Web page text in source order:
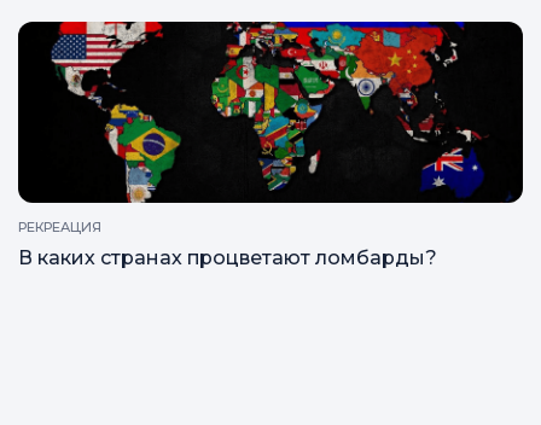
РЕКРЕАЦИЯ
В каких странах процветают ломбарды?